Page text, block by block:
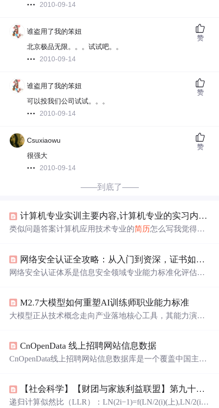
2010-09-14
谁盗用了我的笨妞
北京极品无限。。。试试吧。。
2010-09-14
赞
谁盗用了我的笨妞
可以投我们公司试试。。。
2010-09-14
赞
Csuxiaowu
很强大
2010-09-14
赞
——到底了——
计算机专业实训主要内容,计算机专业的实习内容怎么写
类似问题答案计算机应用技术专业的简历怎么写我觉得你
你学历怎么样，而是你的能力，在面试之前，你要做好准
备，了解面试时候会问到什么问题，该怎么系统的去回
要你自己去琢磨，去摸索。希望你能找到好工作！！...
网络安全认证全攻略：从入门到资深，证书如何提升职业价值
网络安全认证体系是信息安全领域专业能力标准化评估的
体系。从技术价值看，这些认证不仅为个人提供了清晰的
学习路径，帮助企业快速识别人才的专业基线，更在强合
入门级如CompTIA Security+、CISP-PTE侧重构建基础安全
认知与实操技能，是转行或应届生进入行业的有效凭证；
进阶级如OSCP、CISSP则深化专
M2.7大模型如何重塑AI训练师职业能力标准
大模型正从技术概念走向产业落地核心工具，其能力演进
的核心价值从‘调参能力’转向‘业务翻译力’——即把模糊的
业务痛点转化为结构化数据规则与可验证的提示指令。这
现两周级快速交付。M2.7的128K上下文与图文联合推理能
力，不仅拓展了应用边界，更倒逼人才标准升级：懂法律
CnOpenData 线上招聘网站信息数据
CnOpenData线上招聘网站信息数据库是一个覆盖中国主流
扇实时观察中国劳动力市场动态的窗口。
【社会科学】【财团与家族利益联盟】第九十九篇 管理层驾驭人和驾驭人性和拜码头和构建利益同盟（包含互相联姻构建家族）和设置阶层障碍和壁垒的手段和规则和行为和话术列表01
递归计算似然比（LLR）：LN(2i−1)​=f(LN/2(i)​(上),LN/2(i)​